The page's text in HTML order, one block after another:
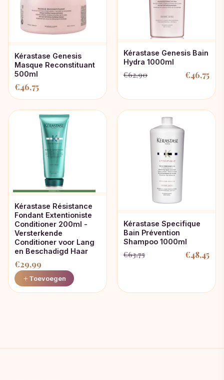
Kérastase Genesis
Masque Reconstituant
500ml
€46,75
Kérastase Genesis Bain
Hydra 1000ml
€62,90
Oorspronkelijke
€46,75
Huidige
Kérastase Résistance
Fondant Extentioniste
Conditioner 200ml -
Versterkende
Conditioner voor Lang
en Beschadigd Haar
€29,99
Toevoegen
Kérastase Specifique
Bain Prévention
Shampoo 1000ml
€63,75
Oorspronkelijke
€48,45
Huidige